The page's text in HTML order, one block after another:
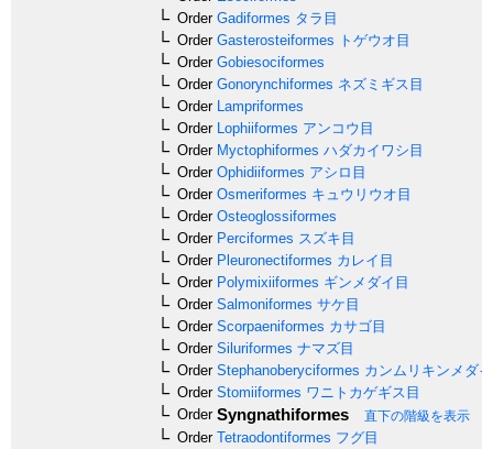
OrderGadiformes タラ目
OrderGasterosteiformes トゲウオ目
OrderGobiesociformes
OrderGonorynchiformes ネズミギス目
OrderLampriformes
OrderLophiiformes アンコウ目
OrderMyctophiformes ハダカイワシ目
OrderOphidiiformes アシロ目
OrderOsmeriformes キュウリウオ目
OrderOsteoglossiformes
OrderPerciformes スズキ目
OrderPleuronectiformes カレイ目
OrderPolymixiiformes ギンメダイ目
OrderSalmoniformes サケ目
OrderScorpaeniformes カサゴ目
OrderSiluriformes ナマズ目
OrderStephanoberyciformes カンムリキンメダ
OrderStomiiformes ワニトカゲギス目
OrderSyngnathiformes 直下の階級を表示
OrderTetraodontiformes フグ目